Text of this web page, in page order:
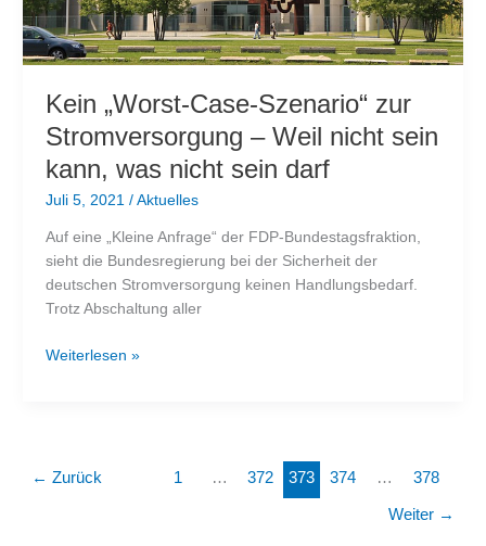
Kein „Worst-Case-Szenario“ zur
Stromversorgung – Weil nicht sein
kann, was nicht sein darf
Juli 5, 2021 / Aktuelles
Auf eine „Kleine Anfrage“ der FDP-Bundestagsfraktion,
sieht die Bundesregierung bei der Sicherheit der
deutschen Stromversorgung keinen Handlungsbedarf.
Trotz Abschaltung aller
Kein
Stromversorgung
Weiterlesen »
← Zurück 1 … 372 373 374 … 378
Weiter →